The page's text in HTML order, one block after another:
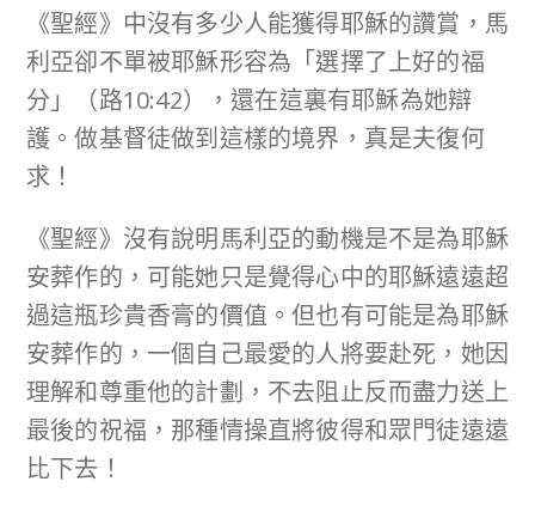
《聖經》中沒有多少人能獲得耶穌的讚賞，馬
利亞卻不單被耶穌形容為「選擇了上好的福
分」（路10:42），還在這裏有耶穌為她辯
護。做基督徒做到這樣的境界，真是夫復何
求！
《聖經》沒有說明馬利亞的動機是不是為耶穌
安葬作的，可能她只是覺得心中的耶穌遠遠超
過這瓶珍貴香膏的價值。但也有可能是為耶穌
安葬作的，一個自己最愛的人將要赴死，她因
理解和尊重他的計劃，不去阻止反而盡力送上
最後的祝福，那種情操直將彼得和眾門徒遠遠
比下去！